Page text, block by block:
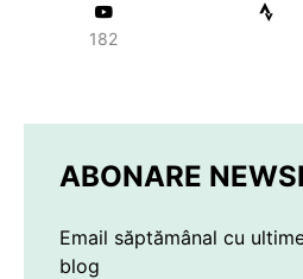
182
ABONARE
Email săptămânal cu
blog